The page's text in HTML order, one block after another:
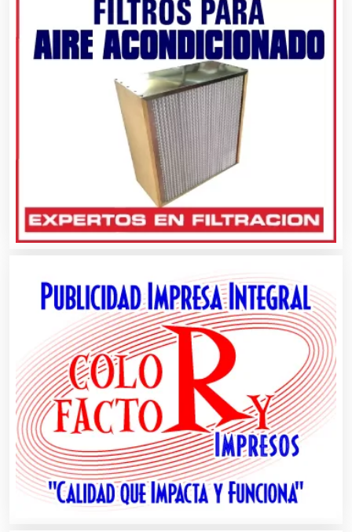
Análisis Clínicos
Análisis de Aguas
Animadores de Eventos
Aparatos y Equipos Eléctricos
Artes Gráficas
Artesanías
Artículos de Oficina
Artículos de Piel